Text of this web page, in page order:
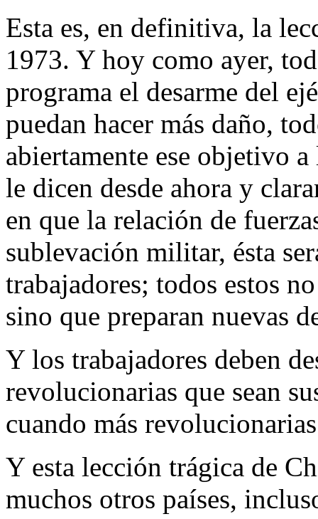
Esta es, en definitiva, la
1973. Y hoy como ayer,
programa el desarme del
puedan hacer más daño,
abiertamente ese objetivo
le dicen desde ahora y
en que la relación de
sublevación militar, ésta
trabajadores; todos estos
sino que preparan nuevas
Y los trabajadores deben
revolucionarias que sean
cuando más
Y esta lección trágica de
muchos otros países,